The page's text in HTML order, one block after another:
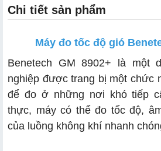
Chi tiết sản phẩm
Máy đo tốc độ gió
Benetech GM 8902+ là một
nghiệp được trang bị một chức
để đo ở những nơi khó tiếp
thực, máy có thể đo tốc độ,
của luồng không khí nhanh